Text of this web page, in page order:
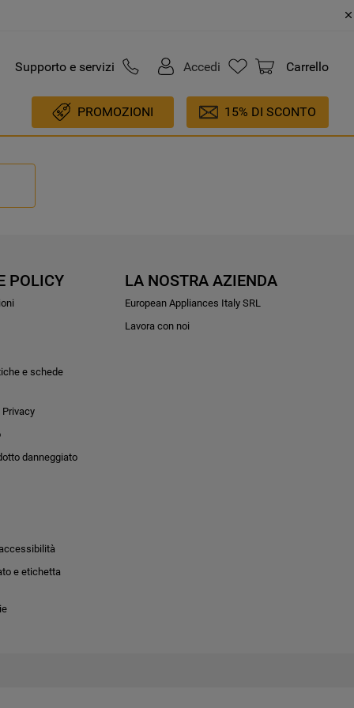
Supporto e servizi Accedi Carrello
PROMOZIONI 15% DI SCONTO
POLICY
e schede
danneggiato
e etichetta
LA NOSTRA AZIENDA
European Appliances Italy SRL
Lavora con noi